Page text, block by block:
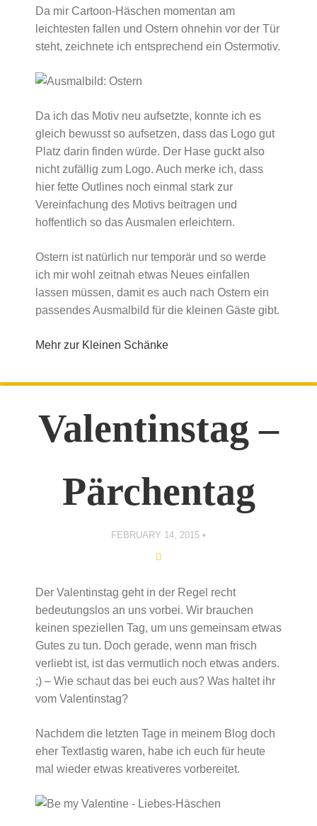
Da mir Cartoon-Häschen momentan am
leichtesten fallen und Ostern ohnehin vor der Tür
steht, zeichnete ich entsprechend ein Ostermotiv.
Da ich das Motiv neu aufsetzte, konnte ich es
gleich bewusst so aufsetzen, dass das Logo gut
Platz darin finden würde. Der Hase guckt also
nicht zufällig zum Logo. Auch merke ich, dass
hier fette Outlines noch einmal stark zur
Vereinfachung des Motivs beitragen und
hoffentlich so das Ausmalen erleichtern.
Ostern ist natürlich nur temporär und so werde
ich mir wohl zeitnah etwas Neues einfallen
lassen müssen, damit es auch nach Ostern ein
passendes Ausmalbild für die kleinen Gäste gibt.
Mehr zur Kleinen Schänke
Valentinstag –
Pärchentag
FEBRUARY 14, 2015
Der Valentinstag geht in der Regel recht
bedeutungslos an uns vorbei. Wir brauchen
keinen speziellen Tag, um uns gemeinsam etwas
Gutes zu tun. Doch gerade, wenn man frisch
verliebt ist, ist das vermutlich noch etwas anders.
;) – Wie schaut das bei euch aus? Was haltet ihr
vom Valentinstag?
Nachdem die letzten Tage in meinem Blog doch
eher Textlastig waren, habe ich euch für heute
mal wieder etwas kreativeres vorbereitet.